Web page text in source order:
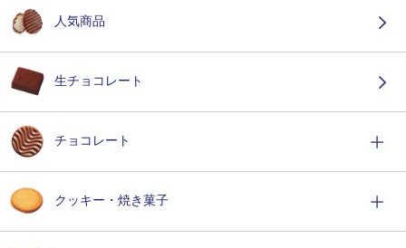
人気商品
生チョコレート
チョコレート
クッキー・焼き菓子